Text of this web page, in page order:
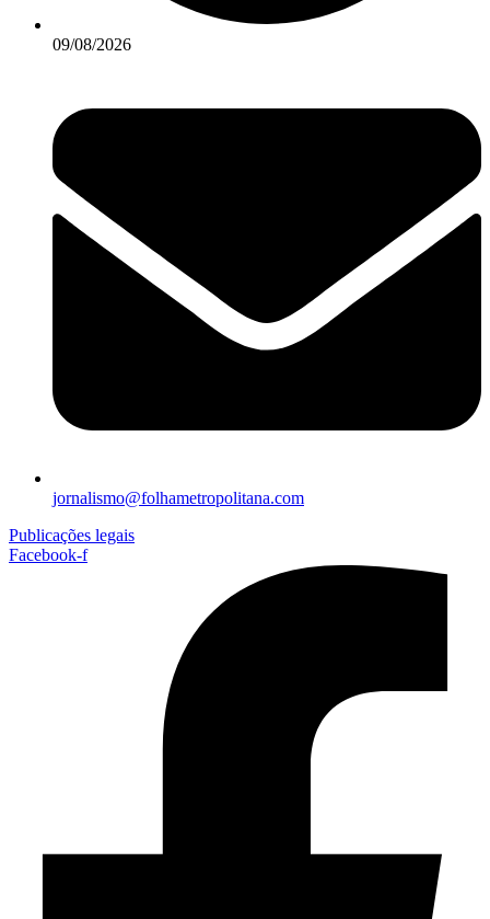
09/08/2026
jornalismo@folhametropolitana.com
Publicações legais
Facebook-f